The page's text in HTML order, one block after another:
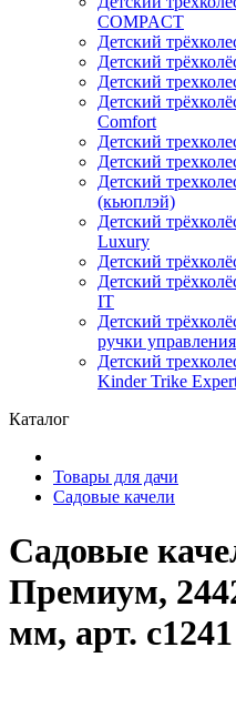
COMPACT
Детский
Детский
Детский
Детский
Comfort
Детский
Детский
Детский
(кьюплэй)
Детский
Luxury
Детский
Детский
IT
Детский
ручки
Детский
Kinder Trike
Каталог
Товары для дачи
Садовые качели
Садовые
Премиум,
мм, арт. с1241